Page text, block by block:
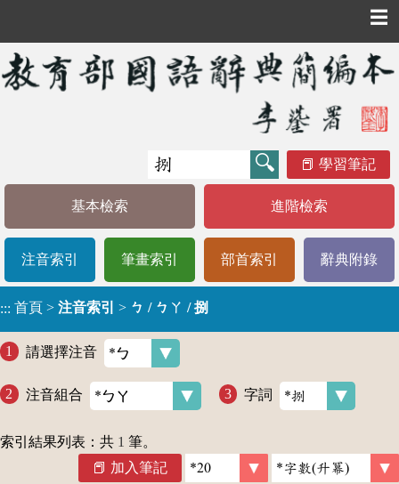
☰
學習筆記
基本檢索 進階檢索
注音索引 筆畫索引 部首索引 辭典附錄
::: 首頁 > 注音索引 > ㄅ / ㄅㄚ / 捌
請選擇注音
注音組合 字詞
索引結果列表：共 1 筆。
加入筆記